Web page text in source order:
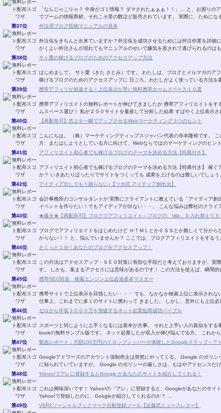
「なんじゃこりゃ？ 中身がゴミ情報？ ダマされたぁぁぁ！！」… と、お困りの
でブームの情報商材。それこそ星の数ほど
第37位
外注用ブログ投稿マニュアルの見本
外注化をきちんと出来ていますか？外注化を成功させるためには外注作業を詳細
かくよい外注さんが現れてもマニュアルのせいで嫌気を差されて逃げられるの
第38位
サト愛の稼げるブログのためのアクセスアップ方法
はじめまして。 サト愛（きた さとみ）です。 わたしは、ブログとメルマガのアフィリエイトを 楽しんでいます。 このレポートでは、
稼げるブログのためのアクセスアップに 日ごろ、わたしがよく使っている方法
第39位
携帯アフィリが加速する！上位表示が早い無料携帯ホームスペース１０選
携帯アフィリエイトの無料レポートが伸びてきましたが 携帯アフィリエイトを
ムスペース選び！ 私が２００サイトを量産して分析した結果 すばやく上
第40位
【再配布可】売上を一瞬でアップさせるWebマーケティング３つのヒント
こんにちは。 （株）マーケティングティップスジャパン代表の寺本隆裕です。 このレポートでは、Webを使って何かを販売している
第41位 アフィリエイト初心者でも稼げるブログのテーマを決める方法【特典付き】
アフィリエイト初心者でも稼げるブログのテーマを決める方法【特典付き】 稼ぐアフィリエイトサイトのテーマの決め方は ご存じです
第42位 アイディア出しでもう困らない♪【ツボ式 アイディア創出法】
会計事務所のコンサルタントが 実際にクライアントに教えている「アイディア創出法」です。 ★あ～企画を考えな
イベントを作りたい！でもアイディアが出ない・・
第43位
★藤永★【再配布可】ブログでアフィリエイト～ブログの「title」を入れ替えて
ブログでアフィリエイトをはじめたけど ＨＴＭＬとかＣＳＳとか難しくて分からない！！ 自分のやりたいことがどうすればできるか分
からない！！ と、悩んでいませんか？ ここでは、ブログアフィリエイトを
第44位
さくっと１分！あなたのブログをアクセスアップ！
この方法はアクセスアップ・ＳＥＯ対策に有効な手段だと考えておりますが、実
す。 しかも、集まるアクセスには意味があるので
第45位
携帯SEO対策 検索エンジン上位必達基本マスター
携帯サイトで上位表示を目指したい・・・ でも、なかなか検索上位に表示されない・・・。 そのようなお話をよく耳に
仕事上、これまでに多くのサイトに携わって きました。
第46位
ゼロから年収３０００万を突破するネット起業短期成功バイブル
スポーツと同じように上手くなるには基本が大事。 それと上手い人の真似をする事。 ゼロから年収３０００万を稼ぎ出す宮川明
bookの無料サンプル版です。 ネット起業したが収入が伸び悩んでる方
第47位
緊急レポート：月額100万円のドロップシッパーが体験したGoogleスラップ～ア
Googleアドワーズのアカウント強制停止は突然にやってくる。 Google のポリシーが非常に厳しいことは、 アドセンスなどで多くの方
に知られていていますが、 Google のポリシーの厳しさは、もはやアドセン
第48位
Yahoo!でアレに登録するとGoogle があなたのサイトを紹介してくれる！
これは興味深いです！ Yahoo!の「アレ」に登録すると、Googleがあなたのサイトを紹介してくれます！ Yahoo!の「アレ」とは？ 何故
第49位
VER2ソーシャルブックマーク自動登録ツール【近藤武ニュースレター】